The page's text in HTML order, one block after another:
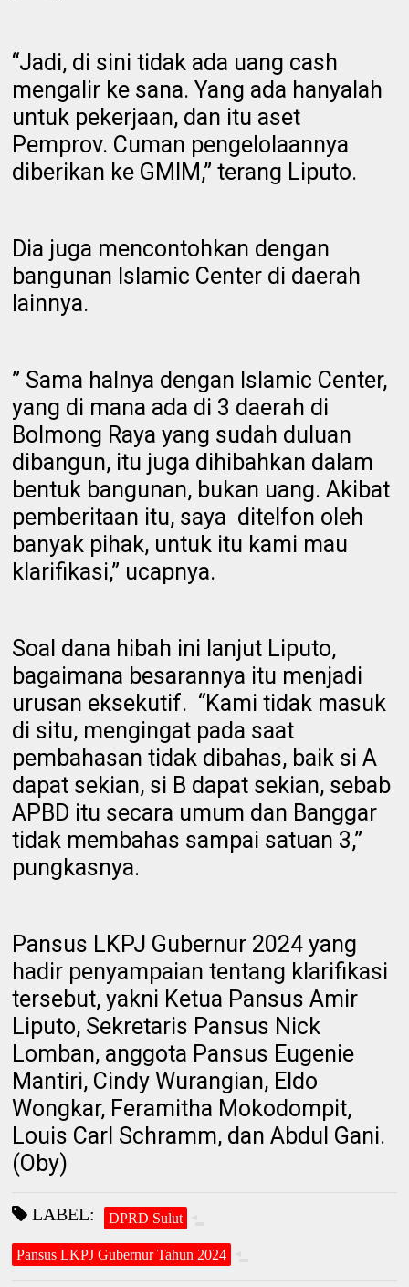
“Jadi, di sini tidak ada uang cash
mengalir ke sana. Yang ada hanyalah
untuk pekerjaan, dan itu aset
Pemprov. Cuman pengelolaannya
diberikan ke GMIM,” terang Liputo.
Dia juga mencontohkan dengan
bangunan Islamic Center di daerah
lainnya.
” Sama halnya dengan Islamic Center,
yang di mana ada di 3 daerah di
Bolmong Raya yang sudah duluan
dibangun, itu juga dihibahkan dalam
bentuk bangunan, bukan uang. Akibat
pemberitaan itu, saya ditelfon oleh
banyak pihak, untuk itu kami mau
klarifikasi,” ucapnya.
Soal dana hibah ini lanjut Liputo,
bagaimana besarannya itu menjadi
urusan eksekutif. “Kami tidak masuk
di situ, mengingat pada saat
pembahasan tidak dibahas, baik si A
dapat sekian, si B dapat sekian, sebab
APBD itu secara umum dan Banggar
tidak membahas sampai satuan 3,”
pungkasnya.
Pansus LKPJ Gubernur 2024 yang
hadir penyampaian tentang klarifikasi
tersebut, yakni Ketua Pansus Amir
Liputo, Sekretaris Pansus Nick
Lomban, anggota Pansus Eugenie
Mantiri, Cindy Wurangian, Eldo
Wongkar, Feramitha Mokodompit,
Louis Carl Schramm, dan Abdul Gani.
(Oby)
LABEL: DPRD Sulut
Pansus LKPJ Gubernur Tahun 2024